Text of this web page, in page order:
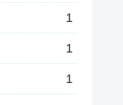
1
1
1